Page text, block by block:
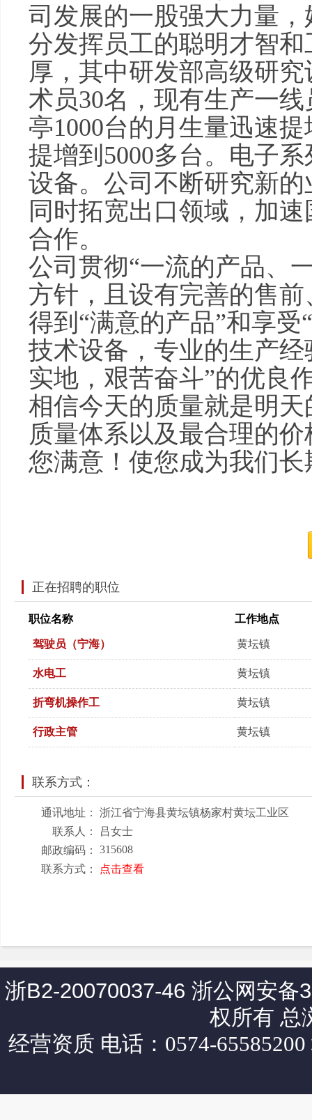
司发展的一股强大力量
分发挥员工的聪明才智
厚，其中研发部高级研
术员30名，现有生产一
亭1000台的月生量迅速
提增到5000多台。电子
设备。公司不断研究新
同时拓宽出口领域，加
合作。
公司贯彻“一流的产品、
方针，且设有完善的售
得到“满意的产品”和享
技术设备，专业的生产
实地，艰苦奋斗”的优良
相信今天的质量就是明
质量体系以及最合理的
您满意！使您成为我们
正在招聘的职位
职位名称 工作地点
驾驶员（宁海） 黄坛镇
水电工 黄坛镇
折弯机操作工 黄坛镇
行政主管 黄坛镇
联系方式：
通讯地址：
浙江省宁海县黄坛镇杨家村黄坛工业区
联系人：
吕女士
邮政编码：
315608
联系方式：
点击查看
浙B2-20070037-46 浙公网安备
权所有 总
经营资质 电话：0574-